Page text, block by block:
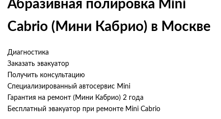
Абразивная полировка Mini
Cabrio (Мини Кабрио) в Москве
Диагностика
Заказать эвакуатор
Получить консультацию
Специализированный автосервис Mini
Гарантия на ремонт (Мини Кабрио) 2 года
Бесплатный эвакуатор при ремонте Mini Cabrio